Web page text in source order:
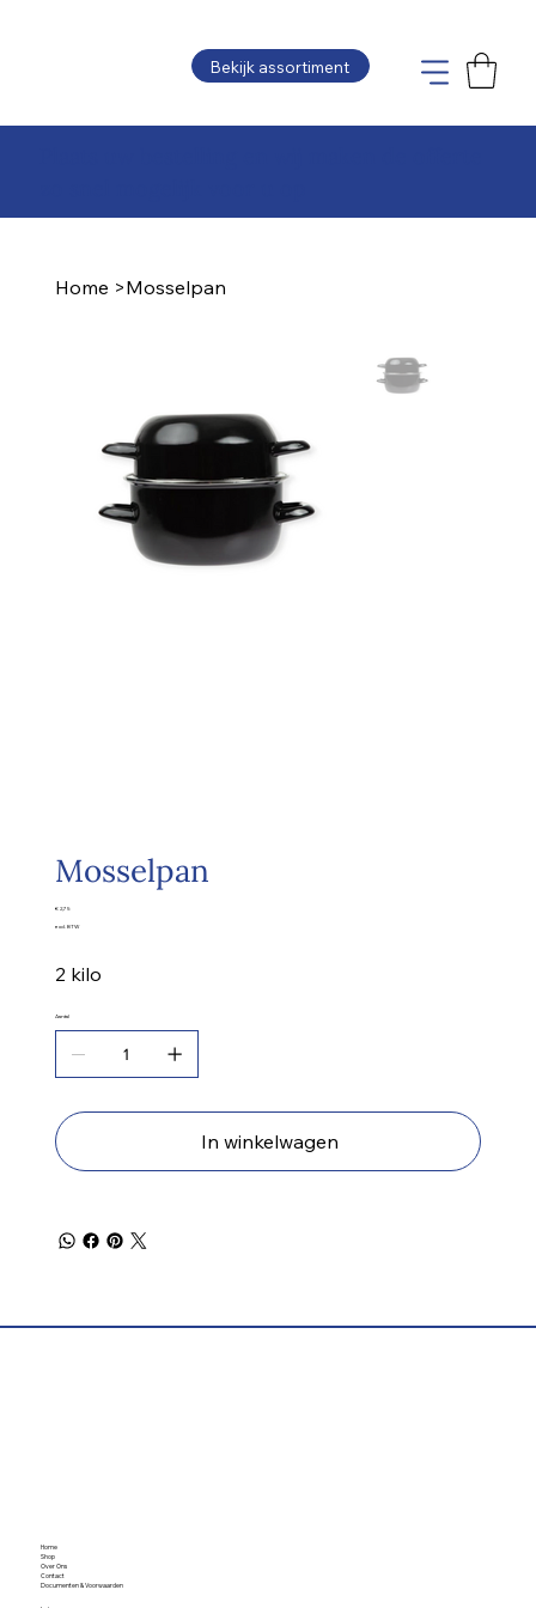
Bekijk assortiment
Home >Mosselpan
Mosselpan
Prijs
€ 2,75
excl. BTW
2 kilo
Aantal
In winkelwagen
Home
Shop
Over Ons
Contact
Documenten & Voorwaarden